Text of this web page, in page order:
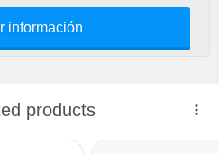
información